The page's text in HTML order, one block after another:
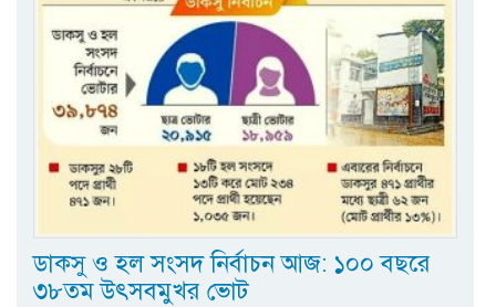
ডাকসু ও হল সংসদ নির্বাচন আজ: ১০০ বছরে
৩৮তম উৎসবমুখর ভোট